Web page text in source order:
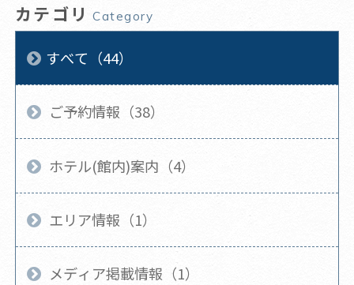
カテゴリ Category
すべて（44）
ご予約情報（38）
ホテル(館内)案内（4）
エリア情報（1）
メディア掲載情報（1）